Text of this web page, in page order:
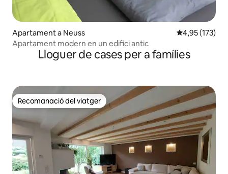
Apartament a Neuss 4,95 de
4,95 (173)
Apartament modern en un edifici antic
Lloguer de cases per a famílies
Recomanació del viatger
Recomanació del viatger